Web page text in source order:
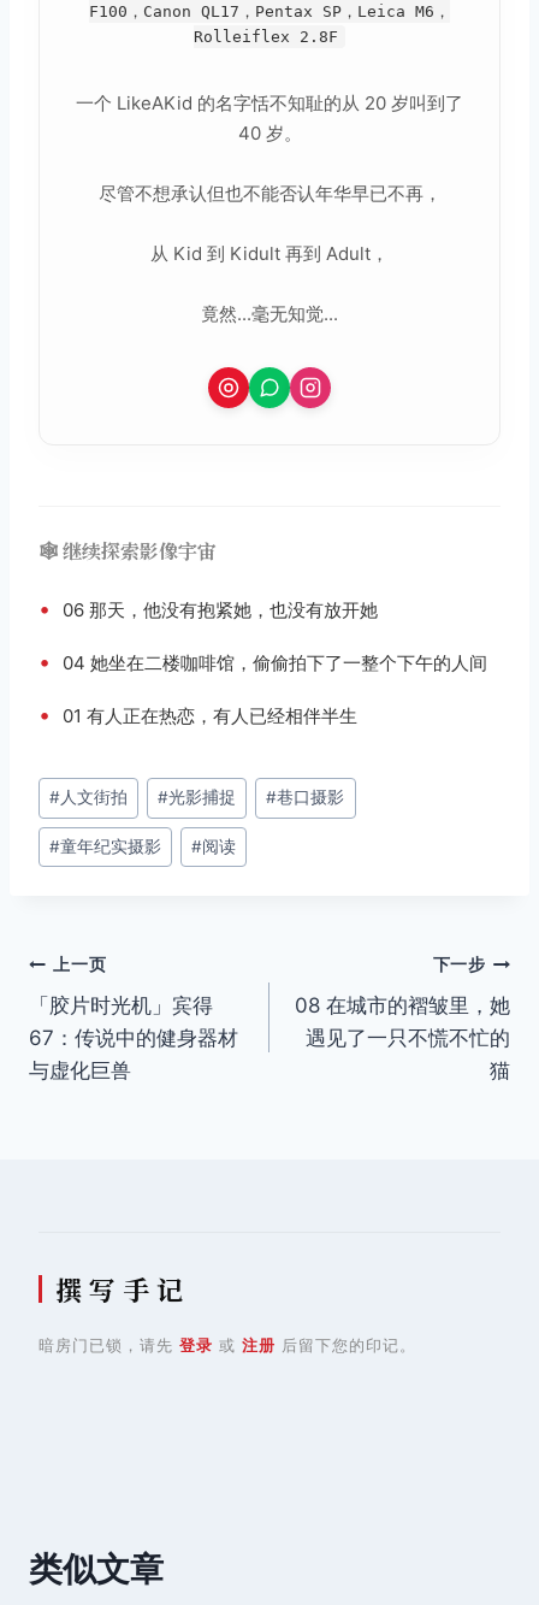
F100，Canon QL17，Pentax SP，Leica M6，
Rolleiflex 2.8F
一个 LikeAKid 的名字恬不知耻的从 20 岁叫到了
40 岁。
尽管不想承认但也不能否认年华早已不再，
从 Kid 到 Kidult 再到 Adult，
竟然...毫无知觉...
🕸️ 继续探索影像宇宙
• 06 那天，他没有抱紧她，也没有放开她
• 04 她坐在二楼咖啡馆，偷偷拍下了一整个下午的人间
• 01 有人正在热恋，有人已经相伴半生
文
章
标
#人文街拍 #光影捕捉 #巷口摄影
#童年纪实摄影 #阅读
文
章
导
上一页
「胶片时光机」宾得
67：传说中的健身器材
与虚化巨兽
下一步
08 在城市的褶皱里，她
遇见了一只不慌不忙的
猫
撰 写 手 记
暗房门已锁，请先 登录 或 注册 后留下您的印记。
类似文章